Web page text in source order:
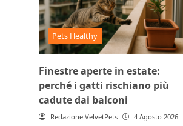
Pets Healthy
Finestre aperte in estate:
perché i gatti rischiano più
cadute dai balconi
Redazione VelvetPets 4 Agosto 2026